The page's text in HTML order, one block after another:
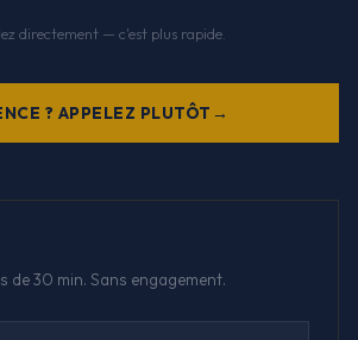
directement — c'est plus rapide.
? APPELEZ PLUTÔT
de 30 min. Sans engagement.